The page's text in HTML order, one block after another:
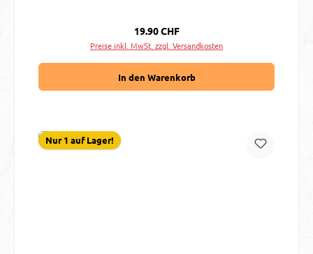
Regulärer Preis:
19.90 CHF
Preise inkl. MwSt. zzgl. Versandkosten
In den Warenkorb
Nur 1 auf Lager!